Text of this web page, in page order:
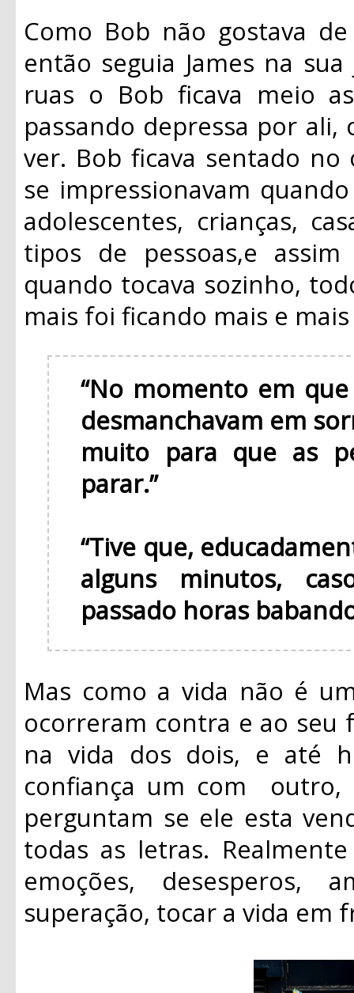
Como Bob não gostava
então seguia James na
ruas o Bob ficava meio
passando depressa por
ver. Bob ficava sentado
se impressionavam
adolescentes, crianças,
tipos de pessoas,e
quando tocava sozinho,
mais foi ficando mais e
“No momento em
desmanchavam em
muito para que as
parar.”
“Tive que,
alguns minutos,
passado horas
Mas como a vida não é
ocorreram contra e ao seu
na vida dos dois, e até
confiança um com
perguntam se ele esta
todas as letras.
emoções, desesperos,
superação, tocar a vida em